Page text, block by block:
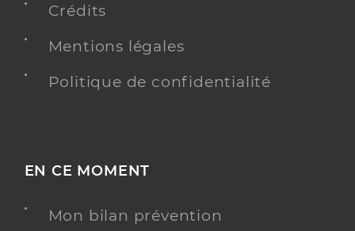
Crédits
Mentions légales
Politique de confidentialité
EN CE MOMENT
Mon bilan prévention